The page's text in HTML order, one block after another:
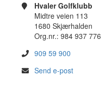
Hvaler Golfklubb
Midtre veien 113
1680 Skjærhalden
Org.nr.: 984 937 776
909 59 900
Send e-post